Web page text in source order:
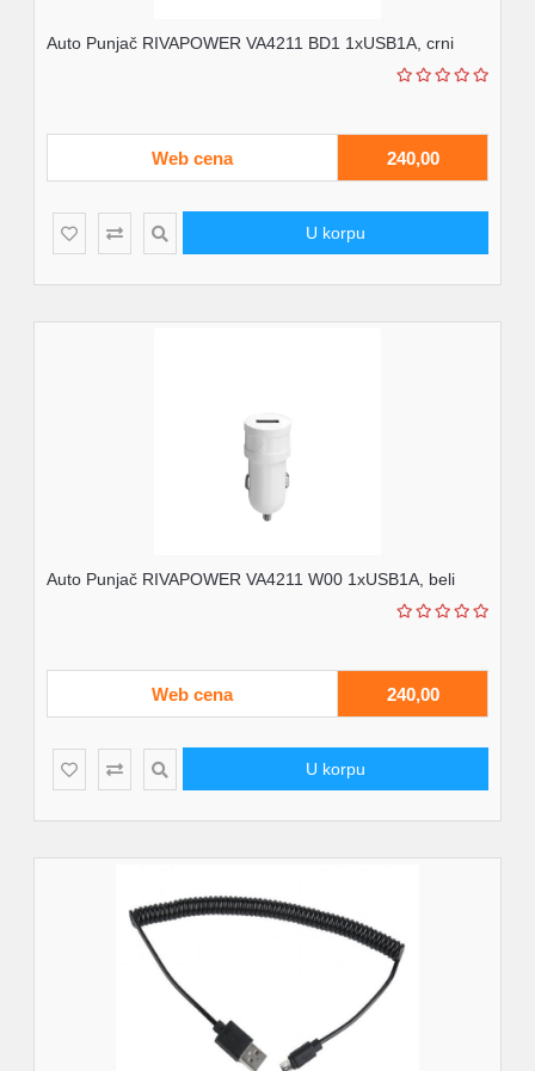
Auto Punjač RIVAPOWER VA4211 BD1 1xUSB1A, crni
Web cena 240,00
U korpu
Auto Punjač RIVAPOWER VA4211 W00 1xUSB1A, beli
Web cena 240,00
U korpu